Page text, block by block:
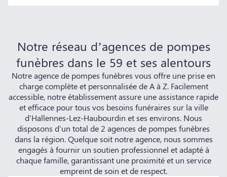
Notre réseau d’agences de pompes
funèbres dans le 59 et ses alentours
Notre agence de pompes funèbres vous offre une prise en
charge complète et personnalisée de A à Z. Facilement
accessible, notre établissement assure une assistance rapide
et efficace pour tous vos besoins funéraires sur la ville
d'Hallennes-Lez-Haubourdin et ses environs. Nous
disposons d'un total de 2 agences de pompes funèbres
dans la région. Quelque soit notre agence, nous sommes
engagés à fournir un soutien professionnel et adapté à
chaque famille, garantissant une proximité et un service
empreint de soin et de respect.